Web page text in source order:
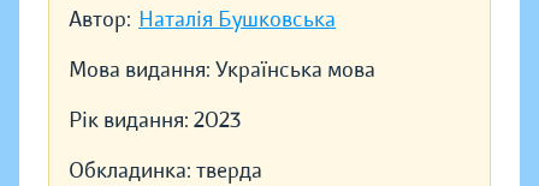
Автор: Наталія Бушковська
Мова видання: Українська мова
Рік видання: 2023
Обкладинка: тверда